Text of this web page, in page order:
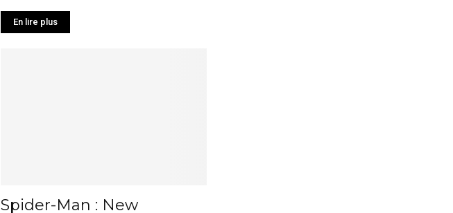
En lire plus
Spider-Man : New